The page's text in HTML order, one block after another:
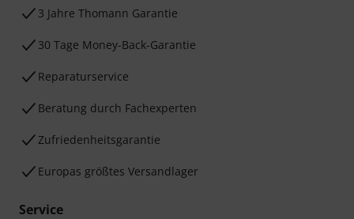
3 Jahre Thomann Garantie
30 Tage Money-Back-Garantie
Reparaturservice
Beratung durch Fachexperten
Zufriedenheitsgarantie
Europas größtes Versandlager
Service